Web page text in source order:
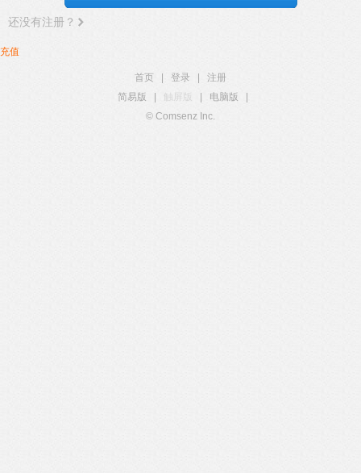
还没有注册？
充值
首页 登录
注册
简易版
触屏版 电脑版
© Comsenz Inc.